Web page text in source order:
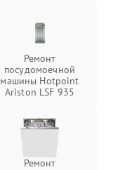
Ремонт
посудомоечной
машины Hotpoint
Ariston LSF 935
Ремонт